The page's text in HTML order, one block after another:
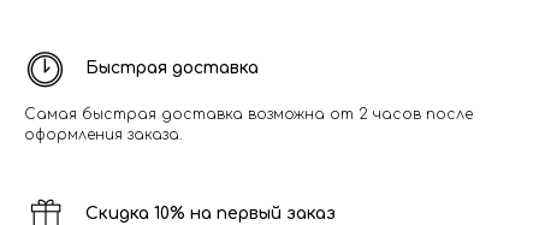
Быстрая доставка
Самая быстрая доставка возможна от 2 часов после
оформления заказа.
Скидка 10% на первый заказ